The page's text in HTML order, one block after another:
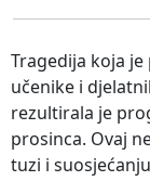
Tragedija koja
učenike i
rezultirala je
prosinca. Ovaj
tuzi i